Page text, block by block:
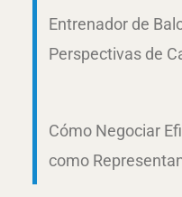
Entrenador de
Perspectivas de
Cómo Negociar
como